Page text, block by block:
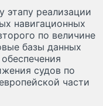
этапу реализации
навигационных
по величине
базы данных
судов по
части